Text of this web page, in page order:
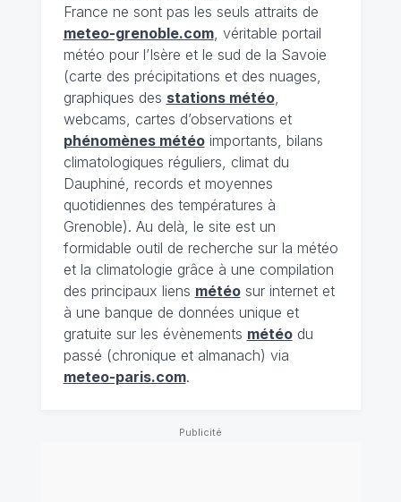
France ne sont pas les seuls attraits de
meteo-grenoble.com, véritable portail
météo pour l’Isère et le sud de la Savoie
(carte des précipitations et des nuages,
graphiques des stations météo,
webcams, cartes d’observations et
phénomènes météoimportants, bilans
climatologiques réguliers, climat du
Dauphiné, records et moyennes
quotidiennes des températures à
Grenoble). Au delà, le site est un
formidable outil de recherche sur la météo
et la climatologie grâce à une compilation
des principaux liens météosur internet et
à une banque de données unique et
gratuite sur les évènements météodu
passé (chronique et almanach) via
meteo-paris.com.